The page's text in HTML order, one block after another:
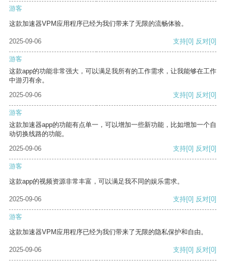
游客
这款加速器VPM应用程序已经为我们带来了无限的流畅体验。
2025-09-06 支持[0] 反对[0]
游客
这款app的功能非常强大，可以满足我所有的工作需求，让我能够在工作
中游刃有余。
2025-09-06
支持[0] 反对[0]
游客
这款加速器app的功能有点单一，可以增加一些新功能，比如增加一个自
动切换线路的功能。
2025-09-06
支持[0] 反对[0]
游客
这款app的视频资源非常丰富，可以满足我不同的娱乐需求。
2025-09-06 支持[0] 反对[0]
游客
这款加速器VPM应用程序已经为我们带来了无限的隐私保护和自由。
2025-09-06 支持[0] 反对[0]